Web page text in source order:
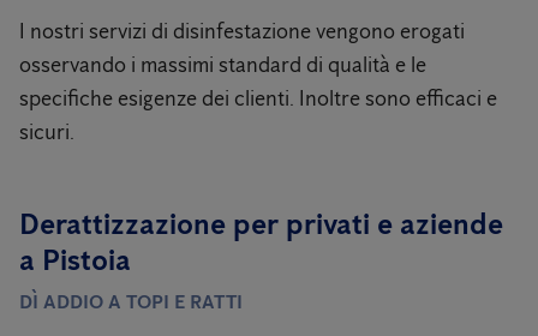
I nostri servizi di disinfestazione vengono erogati
osservando i massimi standard di qualità e le
specifiche esigenze dei clienti. Inoltre sono efficaci e
sicuri.
Derattizzazione per privati ​​e aziende
a Pistoia
DÌ ADDIO A TOPI E RATTI